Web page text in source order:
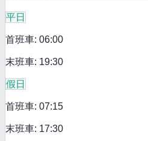
平日
首班車: 06:00
末班車: 19:30
假日
首班車: 07:15
末班車: 17:30